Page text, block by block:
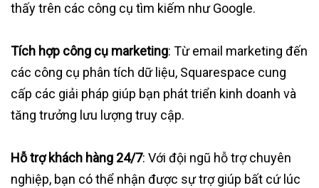
thấy trên các công cụ tìm kiếm như Google.
Tích hợp công cụ marketing: Từ email marketing đến
các công cụ phân tích dữ liệu, Squarespace cung
cấp các giải pháp giúp bạn phát triển kinh doanh và
tăng trưởng lưu lượng truy cập.
Hỗ trợ khách hàng 24/7: Với đội ngũ hỗ trợ chuyên
nghiệp, bạn có thể nhận được sự trợ giúp bất cứ lúc